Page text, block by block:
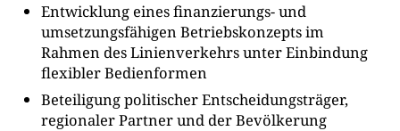
Entwicklung eines finanzierungs- und
umsetzungsfähigen Betriebskonzepts im
Rahmen des Linienverkehrs unter Einbindung
flexibler Bedienformen
Beteiligung politischer Entscheidungsträger,
regionaler Partner und der Bevölkerung